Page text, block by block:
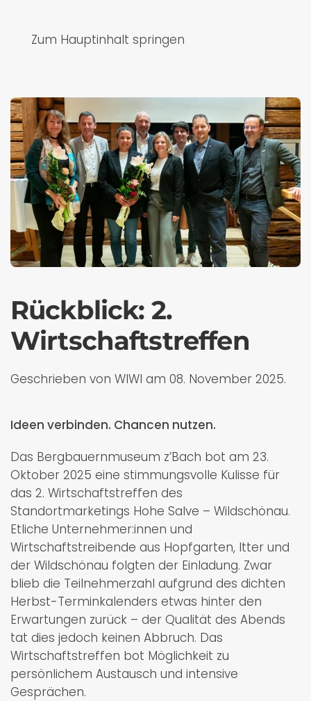
Zum Hauptinhalt springen
Rückblick: 2.
Wirtschaftstreffen
Geschrieben von WIWI am 08. November 2025.
Ideen verbinden. Chancen nutzen.
Das Bergbauernmuseum z’Bach bot am 23.
Oktober 2025 eine stimmungsvolle Kulisse für
das 2. Wirtschaftstreffen des
Standortmarketings Hohe Salve – Wildschönau.
Etliche Unternehmer:innen und
Wirtschaftstreibende aus Hopfgarten, Itter und
der Wildschönau folgten der Einladung. Zwar
blieb die Teilnehmerzahl aufgrund des dichten
Herbst-Terminkalenders etwas hinter den
Erwartungen zurück – der Qualität des Abends
tat dies jedoch keinen Abbruch. Das
Wirtschaftstreffen bot Möglichkeit zu
persönlichem Austausch und intensive
Gesprächen.